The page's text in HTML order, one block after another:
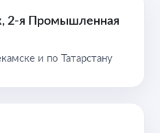
2-я Промышленная
и по Татарстану